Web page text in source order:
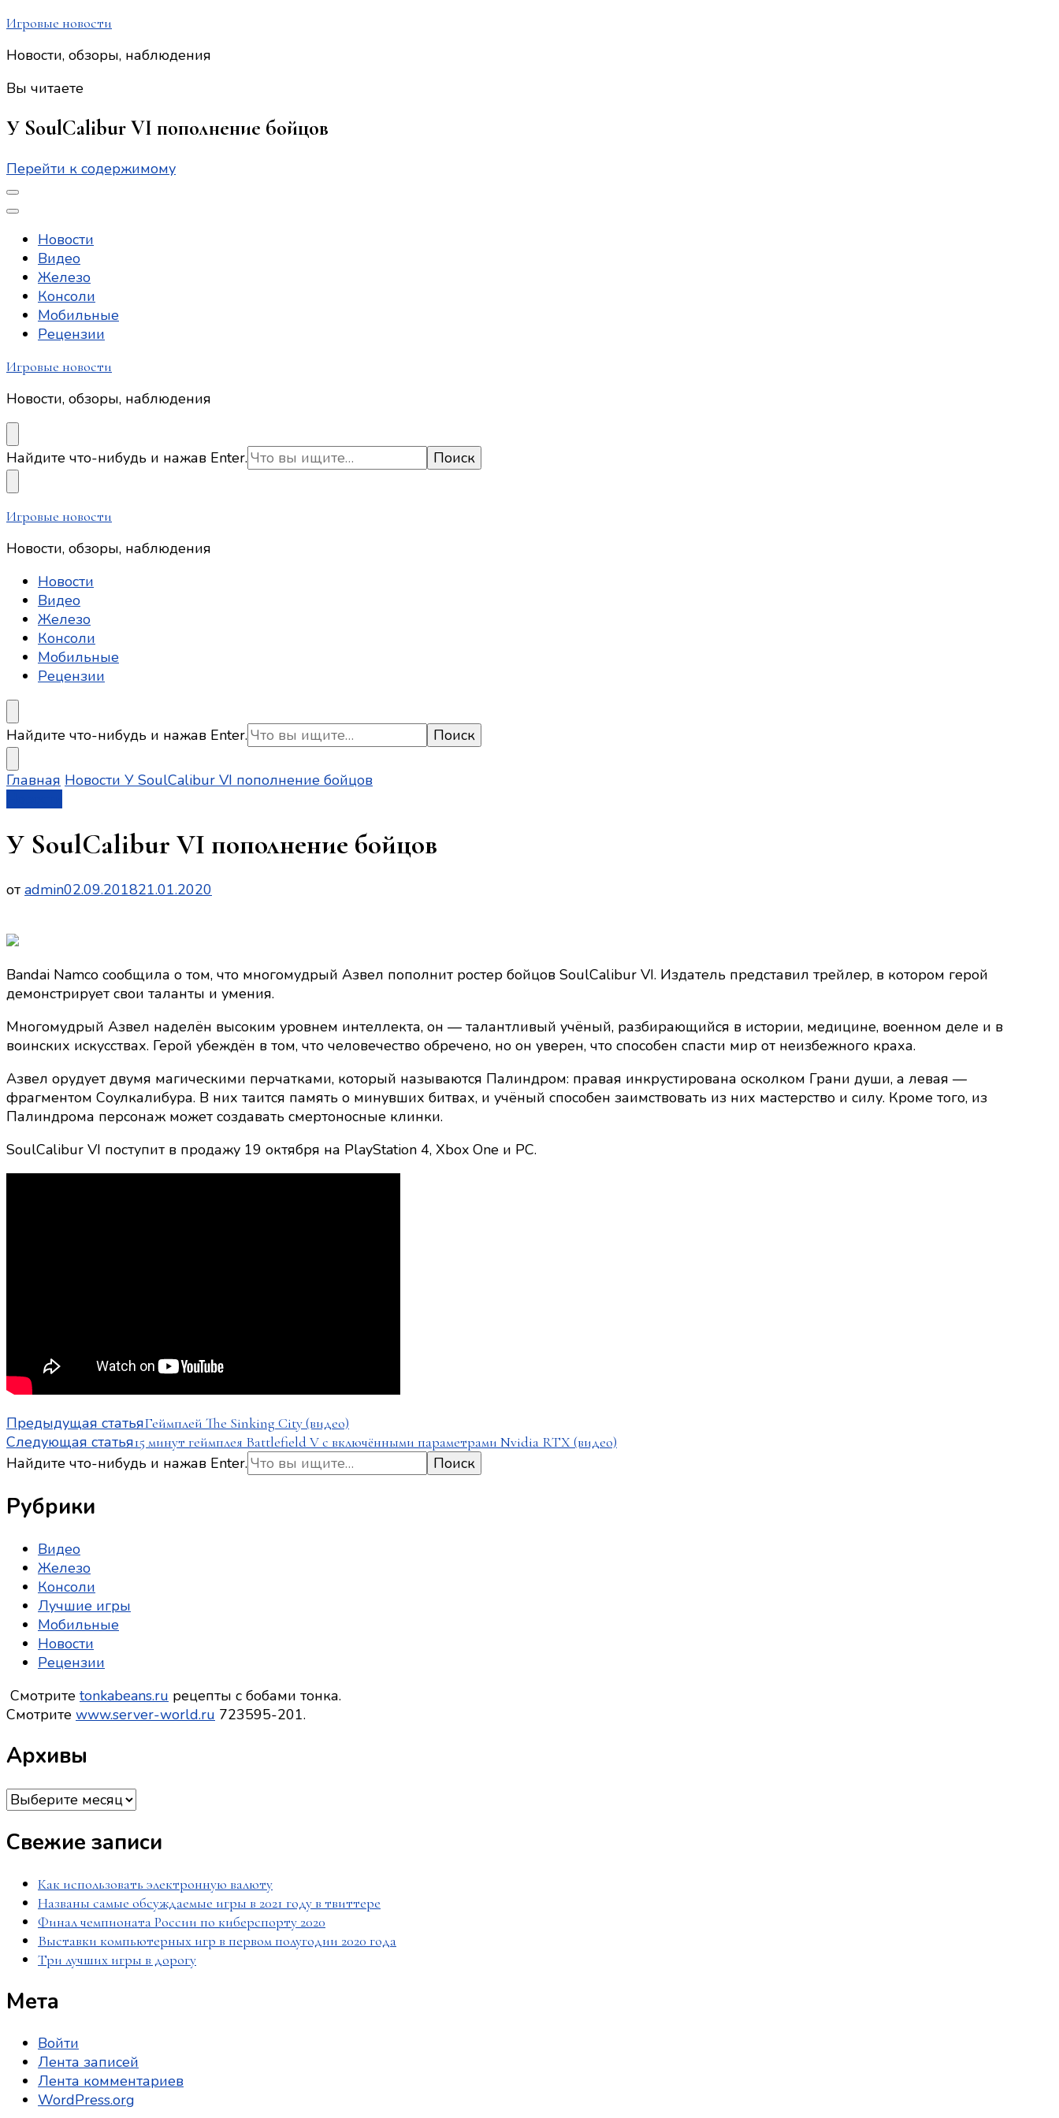
Игровые новости
Новости, обзоры, наблюдения
Вы читаете
У SoulCalibur VI пополнение бойцов
Перейти к содержимому
Новости
Видео
Железо
Консоли
Мобильные
Рецензии
Игровые новости
Новости, обзоры, наблюдения
Ищите
что-
то?
Найдите что-нибудь и нажав Enter.
Игровые новости
Новости, обзоры, наблюдения
Новости
Видео
Железо
Консоли
Мобильные
Рецензии
Ищите
что-
то?
Найдите что-нибудь и нажав Enter.
Главная Новости У SoulCalibur VI пополнение бойцов
У SoulCalibur VI пополнение бойцов
от admin02.09.201821.01.2020
Bandai Namco сообщила о том, что многомудрый Азвел пополнит ростер бойцов SoulCalibur VI. Издатель представил трейлер, в котором герой
демонстрирует свои таланты и умения.
Многомудрый Азвел наделён высоким уровнем интеллекта, он — талантливый учёный, разбирающийся в истории, медицине, военном деле и в
воинских искусствах. Герой убеждён в том, что человечество обречено, но он уверен, что способен спасти мир от неизбежного краха.
Азвел орудует двумя магическими перчатками, который называются Палиндром: правая инкрустирована осколком Грани души, а левая —
фрагментом Соулкалибура. В них таится память о минувших битвах, и учёный способен заимствовать из них мастерство и силу. Кроме того, из
Палиндрома персонаж может создавать смертоносные клинки.
SoulCalibur VI поступит в продажу 19 октября на PlayStation 4, Xbox One и PC.
Навигация
по
Предыдущая статьяГеймплей The Sinking City (видео)
Следующая статья15 минут геймплея Battlefield V с включёнными параметрами Nvidia RTX (видео)
Ищите
то?
Найдите что-нибудь и нажав Enter.
Рубрики
Видео
Железо
Консоли
Лучшие игры
Мобильные
Новости
Рецензии
Смотрите tonkabeans.ru рецепты с бобами тонка.
Смотрите www.server-world.ru 723595-201.
Архивы
Архивы
Свежие записи
Как использовать электронную валюту
Названы самые обсуждаемые игры в 2021 году в твиттере
Финал чемпионата России по киберспорту 2020
Выставки компьютерных игр в первом полугодии 2020 года
Три лучших игры в дорогу
Мета
Войти
Лента записей
Лента комментариев
WordPress.org